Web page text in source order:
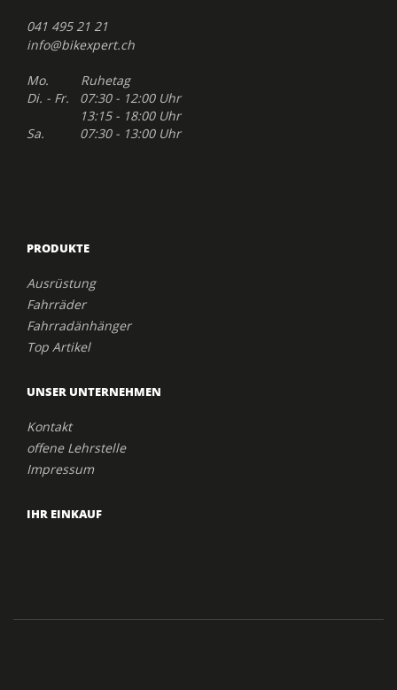
041 495 21 21
info@bikexpert.ch
Mo. Ruhetag
Di. - Fr. 07:30 - 12:00 Uhr
13:15 - 18:00 Uhr
Sa. 07:30 - 13:00 Uhr
PRODUKTE
Ausrüstung
Fahrräder
Fahrradänhänger
Top Artikel
UNSER UNTERNEHMEN
Kontakt
offene Lehrstelle
Impressum
IHR EINKAUF